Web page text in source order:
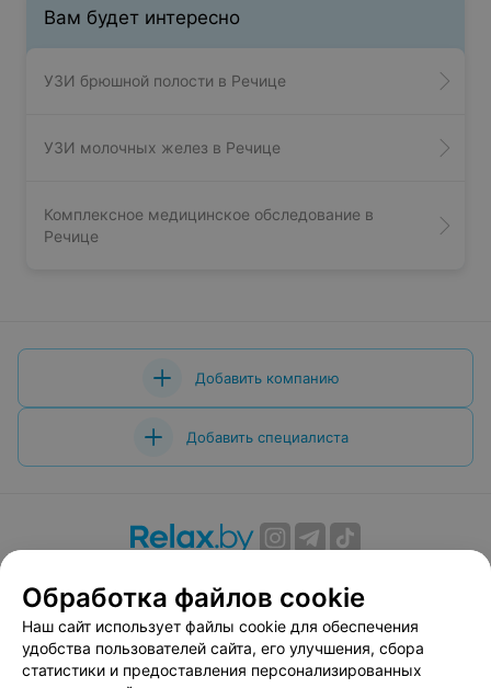
Вам будет интересно
УЗИ брюшной полости в Речице
УЗИ молочных желез в Речице
Комплексное медицинское обследование в
Речице
Добавить компанию
Добавить специалиста
Вакансии
Публичный договор
Способы оплаты
Публичный договор по использованию сервиса
«Афиша»
Обработка файлов cookie
Наш сайт использует файлы cookie для обеспечения
удобства пользователей сайта, его улучшения, сбора
статистики и предоставления персонализированных